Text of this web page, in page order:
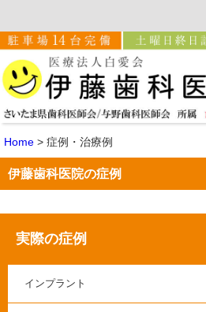
Home > 症例・治療例
伊藤歯科医院の症例
実際の症例
インプラント